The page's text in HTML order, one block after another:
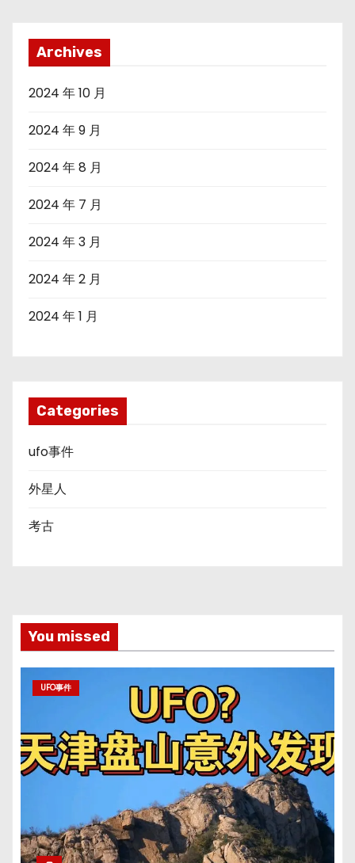
Archives
2024 年 10 月
2024 年 9 月
2024 年 8 月
2024 年 7 月
2024 年 3 月
2024 年 2 月
2024 年 1 月
Categories
ufo事件
外星人
考古
You missed
UFO事件